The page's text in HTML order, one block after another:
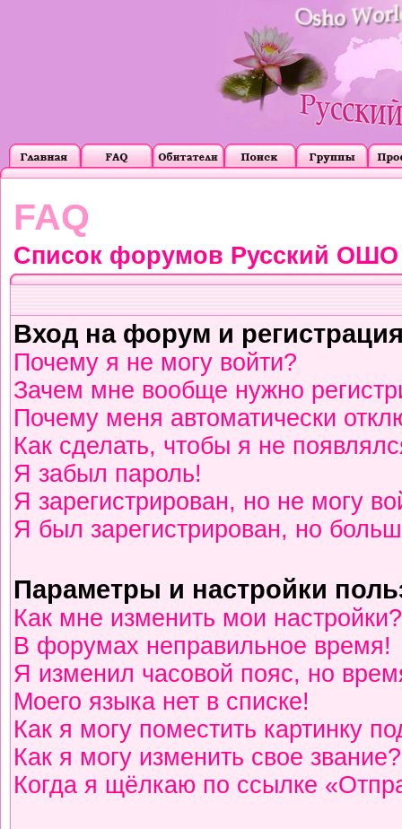
FAQ
Список форумов Русский ОШО
Вход на форум и
Почему я не могу войти?
Зачем мне вообще нужно
Почему меня автоматически
Как сделать, чтобы я не
Я забыл пароль!
Я зарегистрирован, но не могу
Я был зарегистрирован, но
Параметры и настройки
Как мне изменить мои настройки?
В форумах неправильное время!
Я изменил часовой пояс, но
Моего языка нет в списке!
Как я могу поместить картинку
Как я могу изменить свое звание?
Когда я щёлкаю по ссылке